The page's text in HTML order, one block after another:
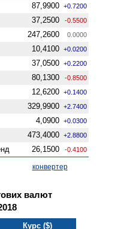
87,9900 +0.7200
37,2500 -0.5500
247,2600 0.0000
10,4100 +0.0200
37,0500 +0.2200
80,1300 -0.8500
12,6200 +0.1400
329,9900 +2.7400
4,0900 +0.0300
473,4000 +2.8800
26,1500 -0.4100
конвертер
валют
Курс ($)